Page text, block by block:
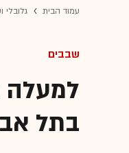
עמוד הבית גלובלי
שבבים
למעלה
בתל